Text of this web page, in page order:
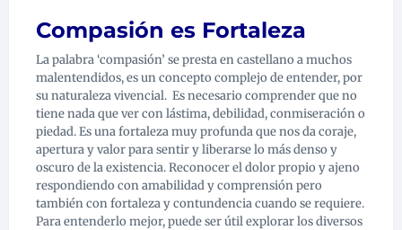
Compasión es Fortaleza
La palabra ‘compasión’ se presta en castellano a muchos
malentendidos, es un concepto complejo de entender, por
su naturaleza vivencial. Es necesario comprender que no
tiene nada que ver con lástima, debilidad, conmiseración o
piedad. Es una fortaleza muy profunda que nos da coraje,
apertura y valor para sentir y liberarse lo más denso y
oscuro de la existencia. Reconocer el dolor propio y ajeno
respondiendo con amabilidad y comprensión pero
también con fortaleza y contundencia cuando se requiere.
Para entenderlo mejor, puede ser útil explorar los diversos